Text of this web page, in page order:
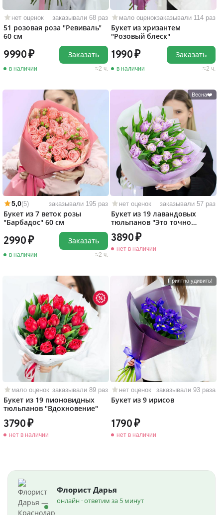
нет оценок заказывали 68 раз
51 розовая роза "Ревиваль"
60 см
9990
в наличии 2 ч.
Заказать
мало оценокзаказывали 114 раз
Букет из хризантем
"Розовый блеск"
1990
в наличии 2 ч.
Заказать
5,0(5) заказывали 195 раз
Букет из 7 веток розы
"Барбадос" 60 см
2990
в наличии 2 ч.
Заказать
Весна❤️
нет оценок заказывали 57 раз
Букет из 19 лавандовых
тюльпанов "Это точно
любовь!"
3890
нет в наличии
мало оценок заказывали 89 раз
Букет из 19 пионовидных
тюльпанов "Вдохновение"
3790
нет в наличии
Приятно удивить!
нет оценок заказывали 93 раза
Букет из 9 ирисов
1790
нет в наличии
Флорист Дарья
онлайн · ответим за 5 минут